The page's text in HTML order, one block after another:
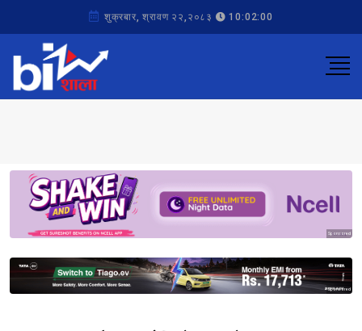
शुक्रबार, श्रावण २२,२०८३ 10:02:00
Sponsored
Sponsored